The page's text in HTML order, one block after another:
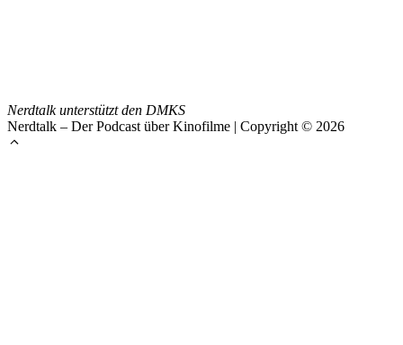
Nerdtalk unterstützt den DMKS
Nerdtalk – Der Podcast über Kinofilme | Copyright © 2026